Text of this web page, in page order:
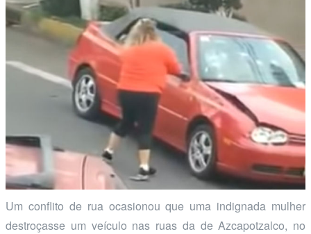
Um conflito de rua ocasionou que uma indignada mulher
destroçasse um veículo nas ruas da de Azcapotzalco, no